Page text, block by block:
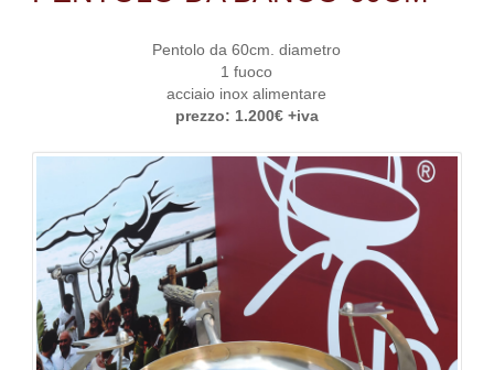
Pentolo da 60cm. diametro
1 fuoco
acciaio inox alimentare
prezzo: 1.200€ +iva